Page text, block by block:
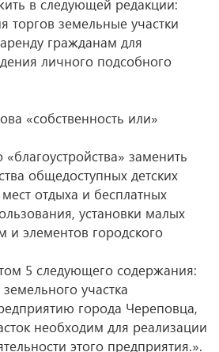
в следующей редакции:
торгов земельные участки
гражданам для
личного подсобного
«собственность или»
заменить
общедоступных детских
отдыха и бесплатных
установки малых
и элементов городского
5 следующего содержания:
участка
города Череповца,
необходим для реализации
этого предприятия.».